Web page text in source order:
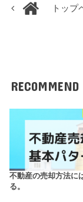
トップ
RECOMMEND
不動産の売却方法に
る。